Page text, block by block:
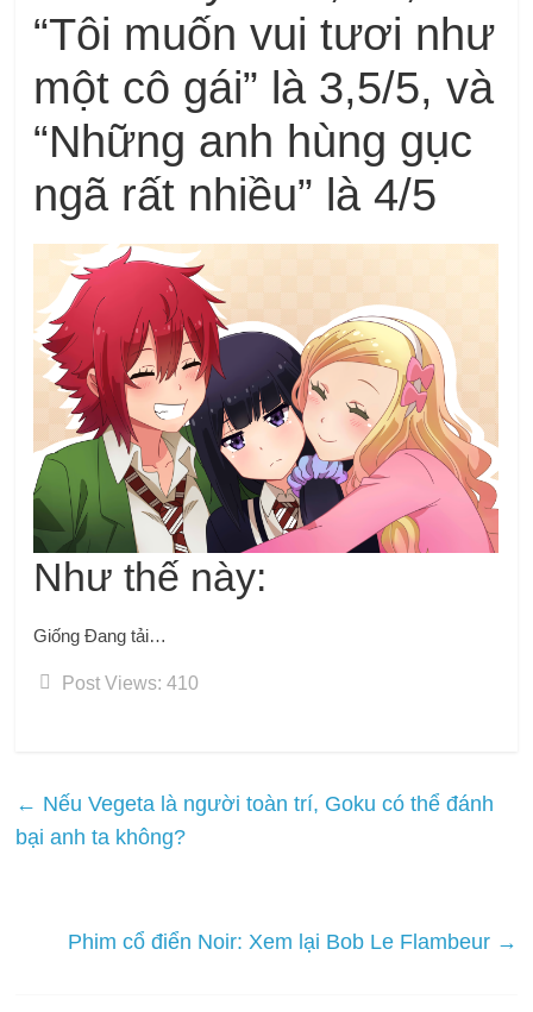
“Tôi muốn vui tươi như
một cô gái” là 3,5/5, và
“Những anh hùng gục
ngã rất nhiều” là 4/5
Như thế này:
Giống Đang tải…
Post Views: 410
← Nếu Vegeta là người toàn trí, Goku có thể đánh
bại anh ta không?
Phim cổ điển Noir: Xem lại Bob Le Flambeur →